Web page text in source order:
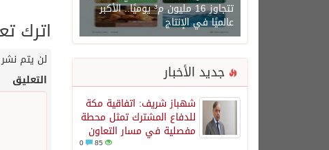
تتجاوز 16 مليون م³ يوميًا.. الأكبر
عالميًا في الإنتاج
جديد الأخبار
شهباز شريف: اتفاقية مكة
للدفاع المشترك تمثل محطة
مفصلية في مسار التعاون
85
اترك
لن يتم
التعليق